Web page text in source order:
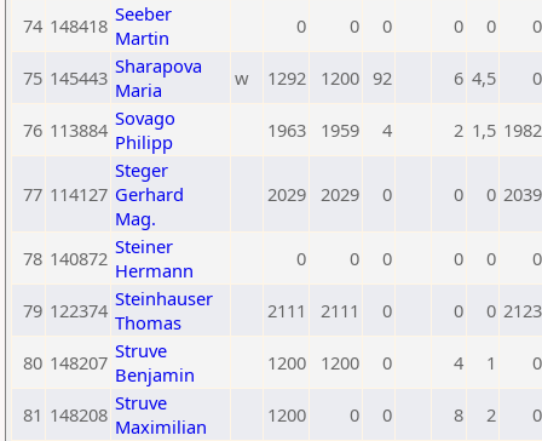
74 148418 Seeber
Martin
0 0 0 0 0 0
75 145443 Sharapova
Maria
w 1292 1200 92 6 4,5 0
76 113884 Sovago
Philipp
1963 1959 4 2 1,5 1982
77 114127
Steger
Gerhard
Mag.
2029 2029 0 0 0 2039
78 140872 Steiner
Hermann
0 0 0 0 0 0
79 122374 Steinhauser
Thomas
2111 2111 0 0 0 2123
80 148207 Struve
Benjamin
1200 1200 0 4 1 0
81 148208 Struve
Maximilian
1200 0 0 8 2 0